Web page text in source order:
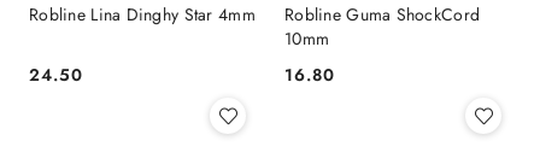
Robline Lina Dinghy Star 4mm
Cena:
24.50
Robline Guma ShockCord
10mm
Cena:
16.80